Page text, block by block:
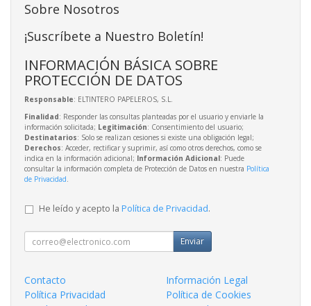
Sobre Nosotros
¡Suscríbete a Nuestro Boletín!
INFORMACIÓN BÁSICA SOBRE
PROTECCIÓN DE DATOS
Responsable: ELTINTERO PAPELEROS, S.L.
Finalidad: Responder las consultas planteadas por el usuario y enviarle la
información solicitada; Legitimación: Consentimiento del usuario;
Destinatarios: Solo se realizan cesiones si existe una obligación legal;
Derechos: Acceder, rectificar y suprimir, así como otros derechos, como se
indica en la información adicional; Información Adicional: Puede
consultar la información completa de Protección de Datos en nuestra Política
de Privacidad.
He leído y acepto la Política de Privacidad.
Enviar
Contacto
Información Legal
Política Privacidad
Política de Cookies